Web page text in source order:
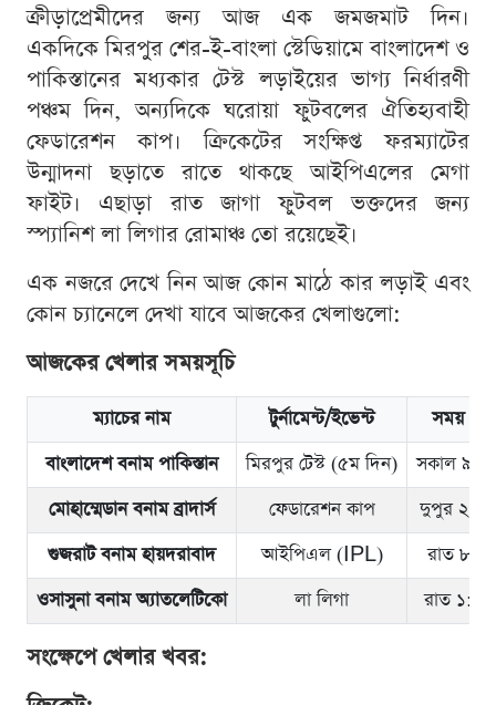
ক্রীড়াপ্রেমীদের জন্য আজ এক জমজমাট দিন।
একদিকে মিরপুর শের-ই-বাংলা স্টেডিয়ামে বাংলাদেশ ও
পাকিস্তানের মধ্যকার টেস্ট লড়াইয়ের ভাগ্য নির্ধারণী
পঞ্চম দিন, অন্যদিকে ঘরোয়া ফুটবলের ঐতিহ্যবাহী
ফেডারেশন কাপ। ক্রিকেটের সংক্ষিপ্ত ফরম্যাটের
উন্মাদনা ছড়াতে রাতে থাকছে আইপিএলের মেগা
ফাইট। এছাড়া রাত জাগা ফুটবল ভক্তদের জন্য
স্প্যানিশ লা লিগার রোমাঞ্চ তো রয়েছেই।
এক নজরে দেখে নিন আজ কোন মাঠে কার লড়াই এবং
কোন চ্যানেলে দেখা যাবে আজকের খেলাগুলো:
আজকের খেলার সময়সূচি
ম্যাচের নাম টুর্নামেন্ট/ইভেন্ট
সময়
বাংলাদেশ বনাম পাকিস্তান
মিরপুর টেস্ট (৫ম দিন)
সকাল
মোহাম্মেডান বনাম ব্রাদার্স
ফেডারেশন কাপ
দুপুর
গুজরাট বনাম হায়দরাবাদ
আইপিএল (IPL)
রাত
ওসাসুনা বনাম অ্যাতলেটিকো
লা লিগা রাত
সংক্ষেপে খেলার খবর: